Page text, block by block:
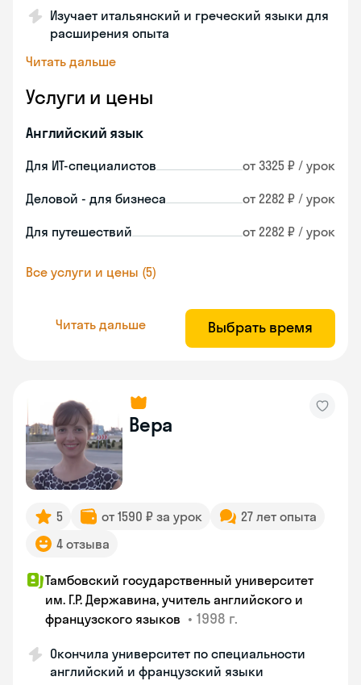
Изучает итальянский и греческий языки для
расширения опыта
Читать дальше
Услуги и цены
Английский язык
Для ИТ-специалистов от 3325 ₽ / урок
Деловой - для бизнеса от 2282 ₽ / урок
Для путешествий от 2282 ₽ / урок
Все услуги и цены (5)
Читать дальше Выбрать время
Вера
5 от 1590 ₽ за урок
27 лет опыта
4 отзыва
Тамбовский государственный университет
им. Г.Р. Державина, учитель английского и
французского языков • 1998 г.
Окончила университет по специальности
английский и французский языки